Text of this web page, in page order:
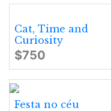
Cat, Time and
Curiosity
$750
Festa no céu